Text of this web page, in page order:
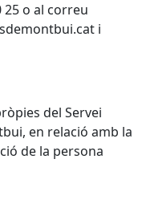
25 o al correu
i
del Servei
en relació amb la
de la persona